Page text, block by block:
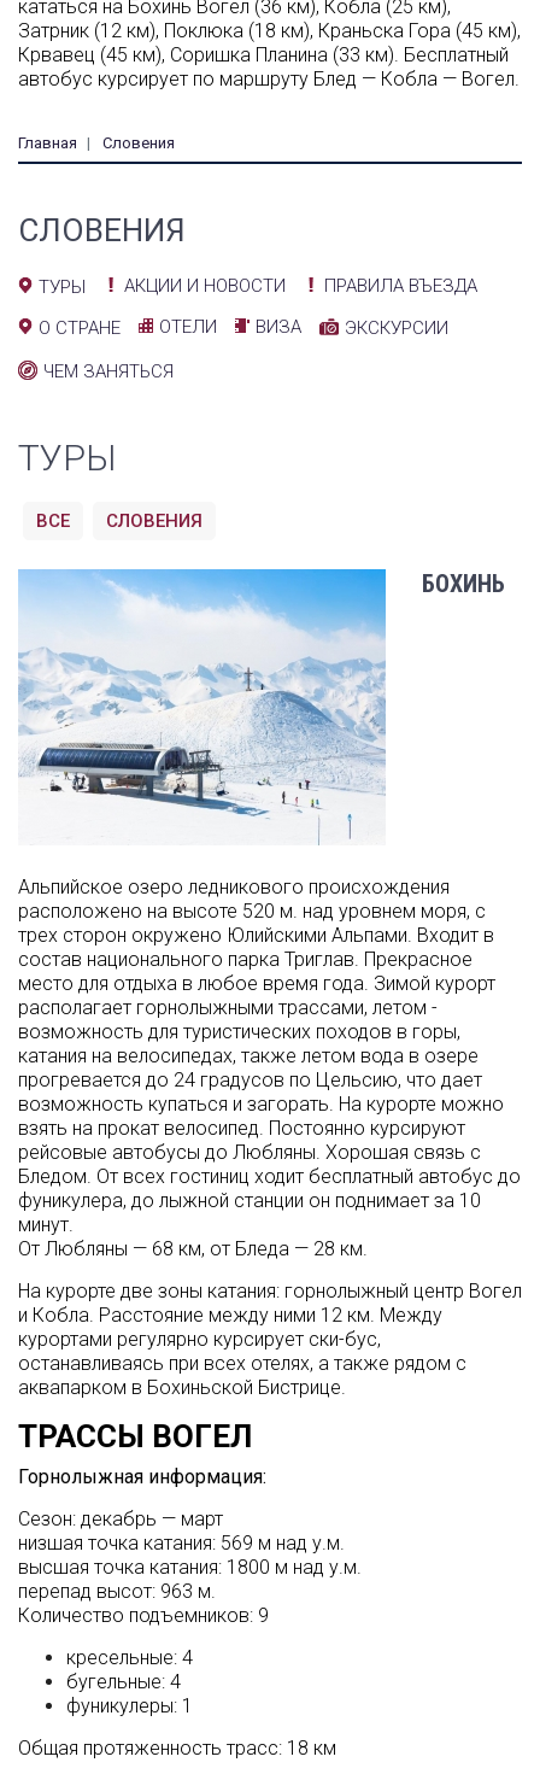
кататься на Бохинь Вогел (36 км), Кобла (25 км),
Затрник (12 км), Поклюка (18 км), Краньска Гора (45 км),
Крвавец (45 км), Соришка Планина (33 км). Бесплатный
автобус курсирует по маршруту Блед — Кобла — Вогел.
Главная Словения
СЛОВЕНИЯ
ТУРЫ АКЦИИ И НОВОСТИ
ПРАВИЛА ВЪЕЗДА
О СТРАНЕ
ОТЕЛИ ВИЗА
ЭКСКУРСИИ
ЧЕМ ЗАНЯТЬСЯ
ТУРЫ
ВСЕ СЛОВЕНИЯ
БОХИНЬ
Альпийское озеро ледникового происхождения
расположено на высоте 520 м. над уровнем моря, с
трех сторон окружено Юлийскими Альпами. Входит в
состав национального парка Триглав. Прекрасное
место для отдыха в любое время года. Зимой курорт
располагает горнолыжными трассами, летом -
возможность для туристических походов в горы,
катания на велосипедах, также летом вода в озере
прогревается до 24 градусов по Цельсию, что дает
возможность купаться и загорать. На курорте можно
взять на прокат велосипед. Постоянно курсируют
рейсовые автобусы до Любляны. Хорошая связь с
Бледом. От всех гостиниц ходит бесплатный автобус до
фуникулера, до лыжной станции он поднимает за 10
минут.
От Любляны — 68 км, от Бледа — 28 км.
На курорте две зоны катания: горнолыжный центр Вогел
и Кобла. Расстояние между ними 12 км. Между
курортами регулярно курсирует ски-бус,
останавливаясь при всех отелях, а также рядом с
аквапарком в Бохиньской Бистрице.
ТРАССЫ ВОГЕЛ
Горнолыжная информация:
Сезон: декабрь — март
низшая точка катания: 569 м над у.м.
высшая точка катания: 1800 м над у.м.
перепад высот: 963 м.
Количество подъемников: 9
кресельные: 4
бугельные: 4
фуникулеры: 1
Общая протяженность трасс: 18 км